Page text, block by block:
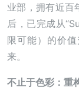
业部，拥有近百
后，已完成从
限可能）的价
来。
不止于色彩：重